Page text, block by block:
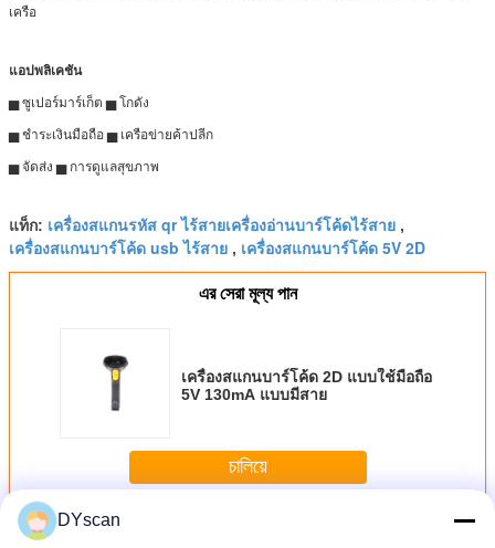
เครือ
แอปพลิเคชัน
▅ ซูเปอร์มาร์เก็ต ▅ โกดัง
▅ ชำระเงินมือถือ ▅ เครือข่ายค้าปลีก
▅ จัดส่ง ▅ การดูแลสุขภาพ
แท็ก: เครื่องสแกนรหัส qr ไร้สายเครื่องอ่านบาร์โค้ดไร้สาย ,
เครื่องสแกนบาร์โค้ด usb ไร้สาย , เครื่องสแกนบาร์โค้ด 5V 2D
এর সেরা মূল্য পান
เครื่องสแกนบาร์โค้ด 2D แบบใช้มือถือ
5V 130mA แบบมีสาย
চালিয়ে
มากกว่า เครื่องสแกนบาร์โค้ด 2D
DYscan